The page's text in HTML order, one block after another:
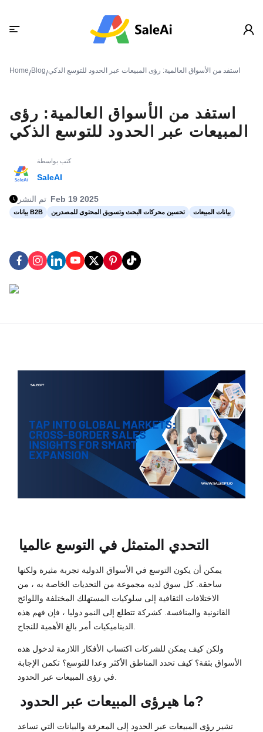
Home/Blog/استفد من الأسواق العالمية: رؤى المبيعات عبر الحدود للتوسع الذكي
استفد من الأسواق العالمية: رؤى
المبيعات عبر الحدود للتوسع الذكي
كتب بواسطة
SaleAI
تم النشر Feb 19 2025
بيانات B2B تحسين محركات البحث وتسويق المحتوى للمصدرين بيانات المبيعات
التحدي المتمثل في التوسع عالميا
يمكن أن يكون التوسع في الأسواق الدولية تجربة مثيرة ولكنها
ساحقة. كل سوق لديه مجموعة من التحديات الخاصة به ، من
الاختلافات الثقافية إلى سلوكيات المستهلك المختلفة واللوائح
القانونية والمنافسة. كشركة تتطلع إلى النمو دوليا ، فإن فهم هذه
الديناميكيات أمر بالغ الأهمية للنجاح.
ولكن كيف يمكن للشركات اكتساب الأفكار اللازمة لدخول هذه
الأسواق بثقة؟ كيف تحدد المناطق الأكثر وعدا للتوسع؟ تكمن الإجابة
في رؤى المبيعات عبر الحدود.
ما هيرؤى المبيعات عبر الحدود ?
تشير رؤى المبيعات عبر الحدود إلى المعرفة والبيانات التي تساعد